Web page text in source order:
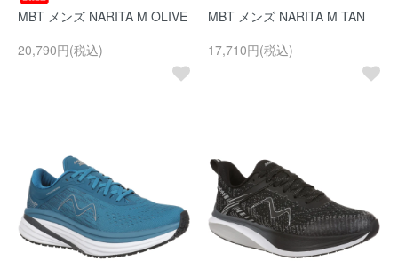
MBT メンズ NARITA M OLIVE
20,790円(税込)
MBT メンズ NARITA M TAN
17,710円(税込)